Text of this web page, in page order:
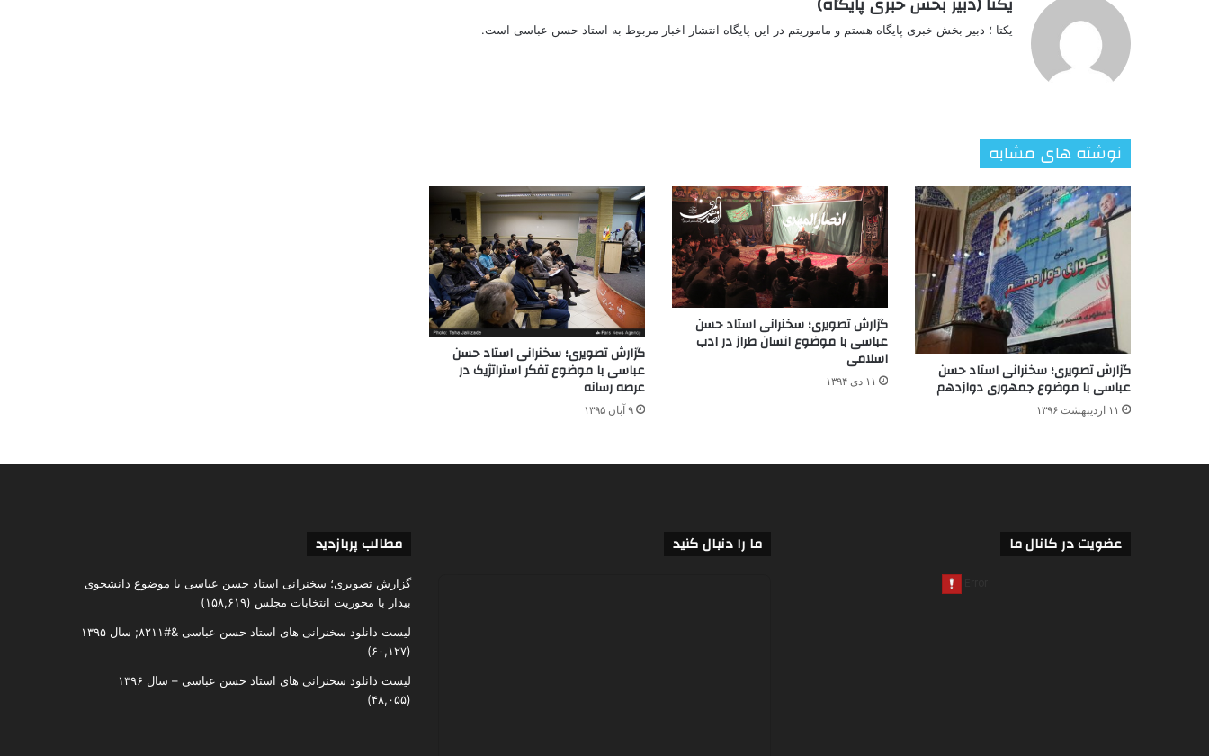
یکتا ؛ دبیر بخش خبری پایگاه هستم و ماموریتم در این پایگاه انتشار اخبار مربوط به استاد حسن عباسی است.
نوشته های مشابه
گزارش تصویری؛ سخنرانی استاد حسن
عباسی با موضوع جمهوری دوازدهم
۱۱ اردیبهشت ۱۳۹۶
گزارش تصویری؛ سخنرانی استاد حسن
عباسی با موضوع انسان طراز در ادب
اسلامی
۱۱ دی ۱۳۹۴
گزارش تصویری؛ سخنرانی استاد حسن
عباسی با موضوع تفکر استراتژیک در
عرصه رسانه
۹ آبان ۱۳۹۵
عضویت در کانال ما ما را دنبال کنید مطالب پربازدید
گزارش تصویری؛ سخنرانی استاد حسن عباسی با موضوع دانشجوی
بیدار با محوریت انتخابات مجلس (۱۵۸,۶۱۹)
لیست دانلود سخنرانی های استاد حسن عباسی &#۸۲۱۱; سال ۱۳۹۵
(۶۰,۱۲۷)
لیست دانلود سخنرانی های استاد حسن عباسی – سال ۱۳۹۶
(۴۸,۰۵۵)